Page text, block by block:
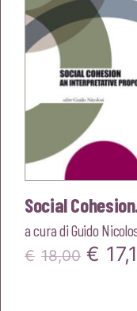
Social
a cura diGuido
€ 18,00 Il
€